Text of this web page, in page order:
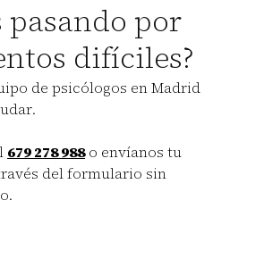
pasando por
difíciles?
de psicólogos en Madrid
679 278 988o envíanos tu
del formulario sin